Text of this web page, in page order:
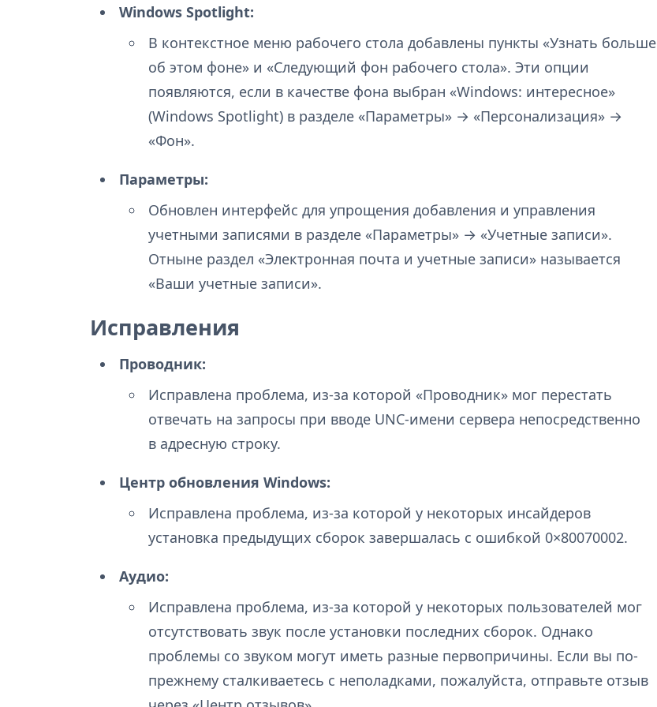
Windows Spotlight:
В контекстное меню рабочего стола добавлены пункты «Узнать больше
об этом фоне» и «Следующий фон рабочего стола». Эти опции
появляются, если в качестве фона выбран «Windows: интересное»
(Windows Spotlight) в разделе «Параметры» → «Персонализация» →
«Фон».
Параметры:
Обновлен интерфейс для упрощения добавления и управления
учетными записями в разделе «Параметры» → «Учетные записи».
Отныне раздел «Электронная почта и учетные записи» называется
«Ваши учетные записи».
Исправления
Проводник:
Исправлена проблема, из-за которой «Проводник» мог перестать
отвечать на запросы при вводе UNC-имени сервера непосредственно
в адресную строку.
Центр обновления Windows:
Исправлена проблема, из-за которой у некоторых инсайдеров
установка предыдущих сборок завершалась с ошибкой 0×80070002.
Аудио:
Исправлена проблема, из-за которой у некоторых пользователей мог
отсутствовать звук после установки последних сборок. Однако
проблемы со звуком могут иметь разные первопричины. Если вы по-
прежнему сталкиваетесь с неполадками, пожалуйста, отправьте отзыв